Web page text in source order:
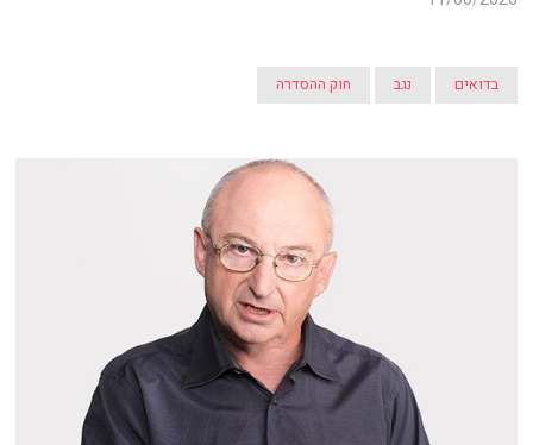
בדואים נגב חוק ההסדרה